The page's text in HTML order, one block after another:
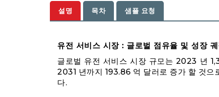
설명 목차 샘플 요청
유전 서비스 시장 : 글로벌 점유율 및 성장
글로벌 유전 서비스 시장 규모는 2023 년
2031 년까지 193.86 억 달러로 증가 할 것
다.